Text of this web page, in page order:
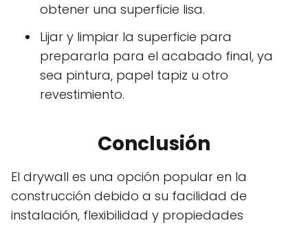
obtener una superficie lisa.
Lijar y limpiar la superficie para
prepararla para el acabado final, ya
sea pintura, papel tapiz u otro
revestimiento.
Conclusión
El drywall es una opción popular en la
construcción debido a su facilidad de
instalación, flexibilidad y propiedades